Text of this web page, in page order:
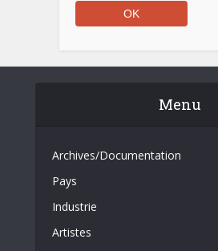
Menu
Archives/Documentation
Pays
Industrie
Artistes